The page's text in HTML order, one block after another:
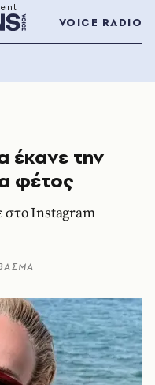
VOICE RADIO
έκανε την
φέτος
στο Instagram